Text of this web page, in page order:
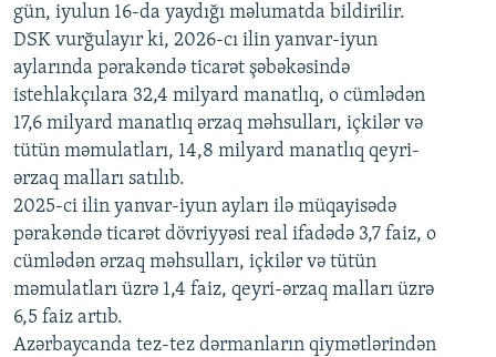
1080p
gün, iyulun 16-da yaydığı məlumatda bildirilir.
DSK vurğulayır ki, 2026-cı ilin yanvar-iyun
aylarında pərakəndə ticarət şəbəkəsində
istehlakçılara 32,4 milyard manatlıq, o cümlədən
17,6 milyard manatlıq ərzaq məhsulları, içkilər və
tütün məmulatları, 14,8 milyard manatlıq qeyri-
ərzaq malları satılıb.
2025-ci ilin yanvar-iyun ayları ilə müqayisədə
pərakəndə ticarət dövriyyəsi real ifadədə 3,7 faiz, o
cümlədən ərzaq məhsulları, içkilər və tütün
məmulatları üzrə 1,4 faiz, qeyri-ərzaq malları üzrə
6,5 faiz artıb.
Azərbaycanda tez-tez dərmanların qiymətlərindən